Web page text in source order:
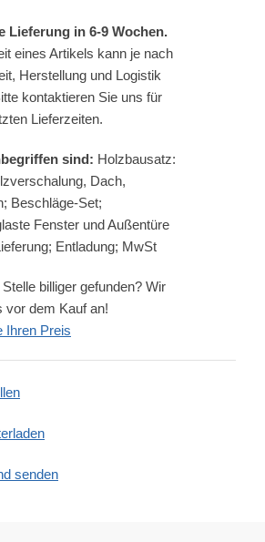
Lieferung in 6-9 Wochen.
eines Artikels kann je nach
Herstellung und Logistik
kontaktieren Sie uns für
Lieferzeiten.
sind: Holzbausatz:
Dach,
Beschläge-Set;
Fenster und Außentüre
Entladung; MwSt
billiger gefunden? Wir
vor dem Kauf an!
Ihren Preis
senden